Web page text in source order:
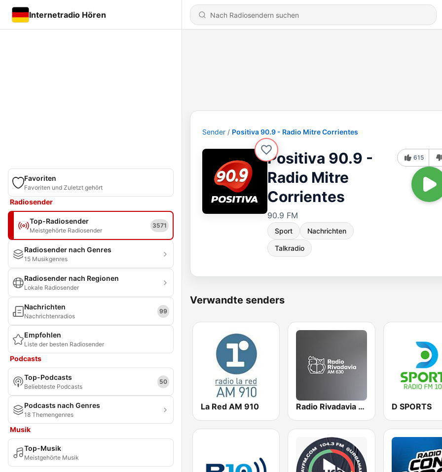
Internetradio Hören
Favoriten
Favoriten und Zuletzt gehört
Radiosender
Top-Radiosender
Meistgehörte Radiosender
3571
Radiosender nach Genres
15 Musikgenres
Radiosender nach Regionen
Lokale Radiosender
Nachrichten
Nachrichtenradios
99
Empfohlen
Liste der besten Radiosender
Podcasts
Top-Podcasts
Beliebteste Podcasts
50
Podcasts nach Genres
18 Themengenres
Musik
Top-Musik
Meistgehörte Musik
Sender Positiva 90.9 - Radio Mitre Corrientes
Positiva 90.9 -
Radio Mitre
Corrientes
90.9 FM
Sport Nachrichten
Talkradio
615
Verwandte senders
La Red AM 910 Radio Rivadavia 630 AM D SPORTS